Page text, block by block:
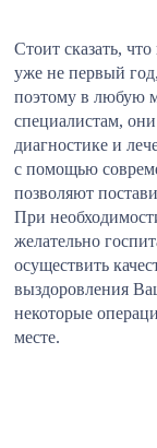
Стоит сказать,
уже не первый
поэтому в любую
специалистам,
диагностике и
с помощью
позволяют
При
желательно
осуществить
выздоровления
некоторые
месте.